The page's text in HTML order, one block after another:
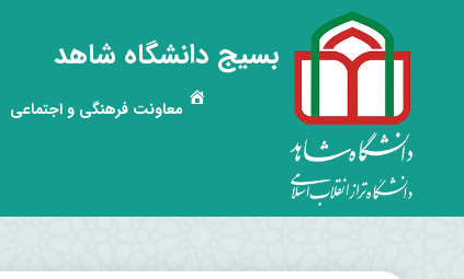
بسیج دانشگاه شاهد
معاونت فرهنگی و اجتماعی